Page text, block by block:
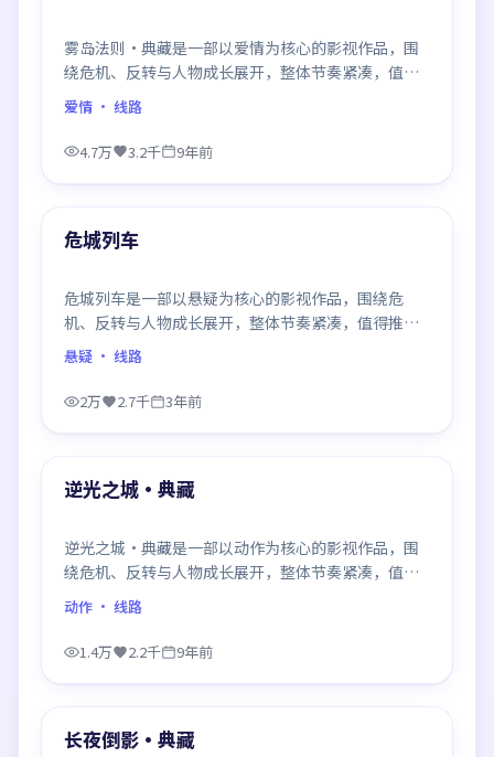
雾岛法则·典藏是一部以爱情为核心的影视作品，围
绕危机、反转与人物成长展开，整体节奏紧凑，值得
推荐观看。
爱情 · 线路
4.7万 3.2千 9年前
最新
危城列车
危城列车是一部以悬疑为核心的影视作品，围绕危
机、反转与人物成长展开，整体节奏紧凑，值得推荐
观看。
悬疑 · 线路
2万 2.7千 3年前
最新
逆光之城·典藏
逆光之城·典藏是一部以动作为核心的影视作品，围
绕危机、反转与人物成长展开，整体节奏紧凑，值得
推荐观看。
动作 · 线路
1.4万 2.2千 9年前
最新
长夜倒影·典藏